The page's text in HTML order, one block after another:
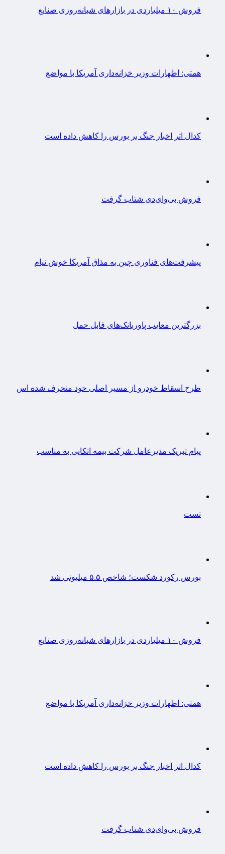
فروش ۱۰ میلیاردی در بازارهای شبانه‌روزی صنایع
همتی: اظهارات وزیر خزانه‌داری آمریکا با مواضع
کدال اثر اخبار جنگ بر بورس را کاهش داده است
فروش بی‌وای‌دی شتاب گرفت
پیشرفت‌های فناوری چین به مذاق آمریکا خوش نیام
بزرگترین معایب پاوربانک‌های قابل حمل
طرح اسقاط خودرو از مسیر اصلی خود منحرف شده اس
پیام تبریک مدیرعامل شرکت بیمه اتکایی به مناسب
تست
بورس رکورد شکست؛ شاخص ۵.۵ میلیونی شد
فروش ۱۰ میلیاردی در بازارهای شبانه‌روزی صنایع
همتی: اظهارات وزیر خزانه‌داری آمریکا با مواضع
کدال اثر اخبار جنگ بر بورس را کاهش داده است
فروش بی‌وای‌دی شتاب گرفت